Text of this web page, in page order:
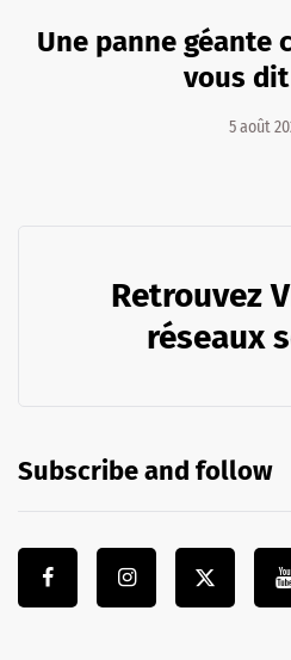
Une panne géante
vous
5 août
Retrouvez
réseaux
Subscribe and follow